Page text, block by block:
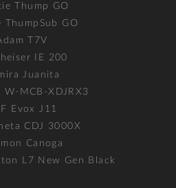
Thump GO
ThumpSub GO
T7V
IE 200
Juanita
W-MCB-XDJRX3
Evox J11
CDJ 3000X
Canoga
L7 New Gen Black